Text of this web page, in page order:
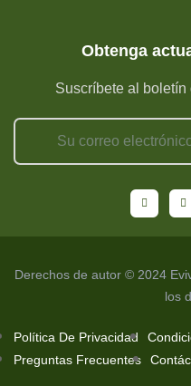
Obtenga
Suscríbete al boletín
Derechos de autor © 2024
los
Política De Privacidad
Preguntas Frecuentes